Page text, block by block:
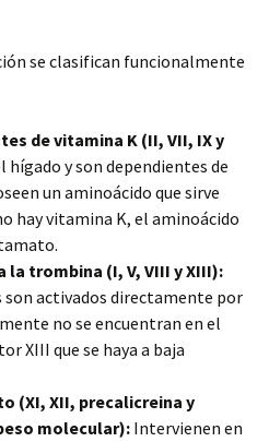
se clasifican funcionalmente
de vitamina K (II, VII, IX y
hígado y son dependientes de
un aminoácido que sirve
hay vitamina K, el aminoácido
la trombina (I, V, VIII y XIII):
son activados directamente por
no se encuentran en el
XIII que se haya a baja
(XI, XII, precalicreina y
molecular): Intervienen en